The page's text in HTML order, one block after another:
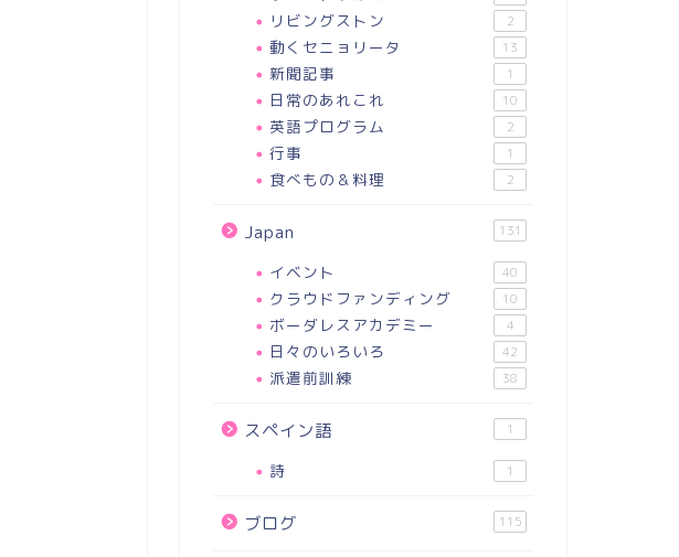
リビングストン 2
動くセニョリータ 13
新聞記事 1
日常のあれこれ 10
英語プログラム 2
行事 1
食べもの＆料理 2
Japan 131
イベント 40
クラウドファンディング 10
ボーダレスアカデミー 4
日々のいろいろ 42
派遣前訓練 38
スペイン語 1
詩 1
ブログ 115